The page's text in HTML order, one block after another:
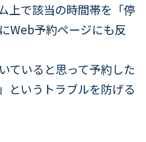
上で該当の時間帯を「停
Web予約ページにも反
ていると思って予約した
というトラブルを防げる